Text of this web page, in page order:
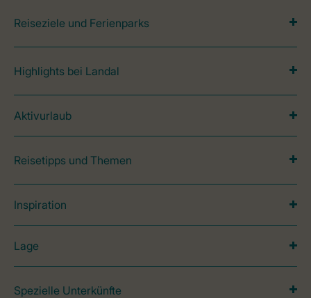
Reiseziele und Ferienparks
Highlights bei Landal
Aktivurlaub
Reisetipps und Themen
Inspiration
Lage
Spezielle Unterkünfte